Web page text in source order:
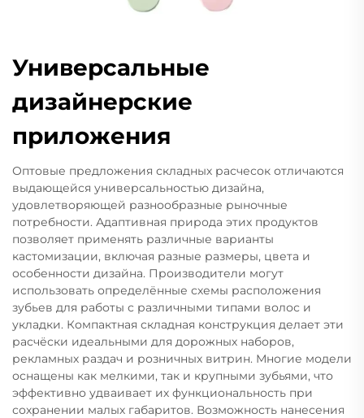
Универсальные
дизайнерские
приложения
Оптовые предложения складных расчесок отличаются
выдающейся универсальностью дизайна,
удовлетворяющей разнообразные рыночные
потребности. Адаптивная природа этих продуктов
позволяет применять различные варианты
кастомизации, включая разные размеры, цвета и
особенности дизайна. Производители могут
использовать определённые схемы расположения
зубьев для работы с различными типами волос и
укладки. Компактная складная конструкция делает эти
расчёски идеальными для дорожных наборов,
рекламных раздач и розничных витрин. Многие модели
оснащены как мелкими, так и крупными зубьями, что
эффективно удваивает их функциональность при
сохранении малых габаритов. Возможность нанесения